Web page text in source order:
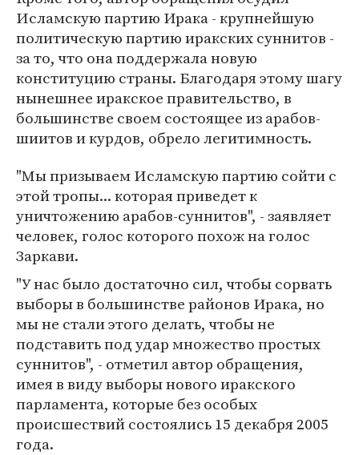
Исламскую партию Ирака - крупнейшую
политическую партию иракских суннитов -
за то, что она поддержала новую
конституцию страны. Благодаря этому шагу
нынешнее иракское правительство, в
большинстве своем состоящее из арабов-
шиитов и курдов, обрело легитимность.
"Мы призываем Исламскую партию сойти с
этой тропы... которая приведет к
уничтожению арабов-суннитов", - заявляет
человек, голос которого похож на голос
Заркави.
"У нас было достаточно сил, чтобы сорвать
выборы в большинстве районов Ирака, но
мы не стали этого делать, чтобы не
подставить под удар множество простых
суннитов", - отметил автор обращения,
имея в виду выборы нового иракского
парламента, которые без особых
происшествий состоялись 15 декабря 2005
года.